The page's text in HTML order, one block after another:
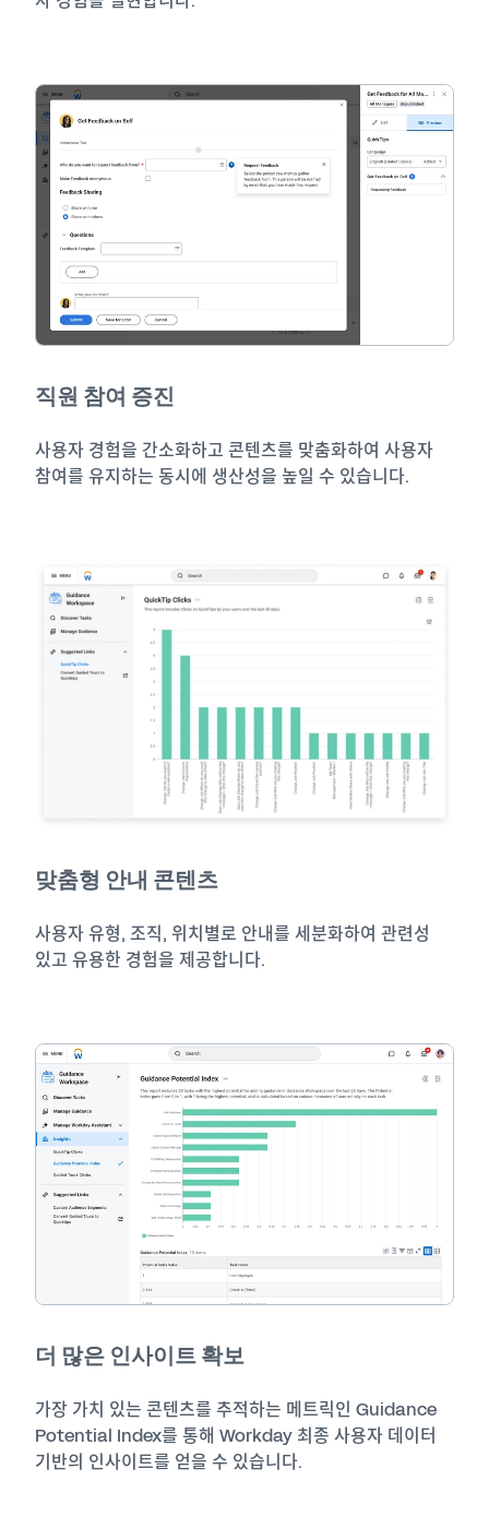
직원 참여 증진
사용자 경험을 간소화하고 콘텐츠를 맞춤화하여 사용자
참여를 유지하는 동시에 생산성을 높일 수 있습니다.
맞춤형 안내 콘텐츠
사용자 유형, 조직, 위치별로 안내를 세분화하여 관련성
있고 유용한 경험을 제공합니다.
더 많은 인사이트 확보
가장 가치 있는 콘텐츠를 추적하는 메트릭인 Guidance
Potential Index를 통해 Workday 최종 사용자 데이터
기반의 인사이트를 얻을 수 있습니다.